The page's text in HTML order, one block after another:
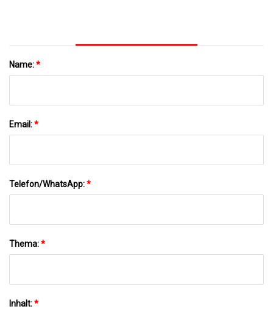
Name:*
Email:*
Telefon/WhatsApp:*
Thema:*
Inhalt:*